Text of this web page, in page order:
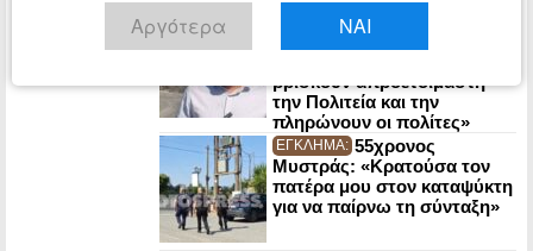
ΠΟΛΙΤΙΚΗ:
Χατζηγιαννάκης
βρίσκουν απροετοίμαστη
την Πολιτεία και την
πληρώνουν οι πολίτες»
ΕΓΚΛΗΜΑ: 55χρονος
Μυστράς: «Κρατούσα τον
πατέρα μου στον καταψύκτη
για να παίρνω τη σύνταξη»
Αργότερα ΝΑΙ